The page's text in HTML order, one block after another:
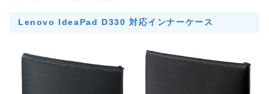
Lenovo IdeaPad D330 対応インナーケース